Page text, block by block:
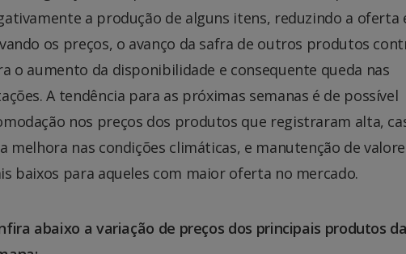
a produção de alguns itens, reduzindo a oferta
os preços, o avanço da safra de outros produtos
o aumento da disponibilidade e consequente queda nas
A tendência para as próximas semanas é de possível
nos preços dos produtos que registraram alta,
melhora nas condições climáticas, e manutenção de
baixos para aqueles com maior oferta no mercado.
abaixo a variação de preços dos principais produtos da